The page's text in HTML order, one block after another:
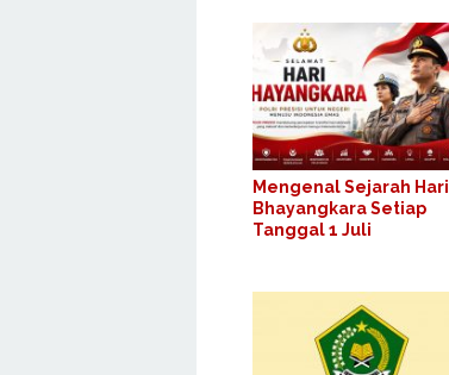
Mengenal Sejarah Hari
Bhayangkara Setiap
Tanggal 1 Juli